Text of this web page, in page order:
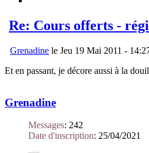
Re: Cours offerts -
Grenadine le Jeu 19 Mai 2011 -
Et en passant, je décore aussi à la
Grenadine
Messages: 242
Date d'inscription: 25/04/2021